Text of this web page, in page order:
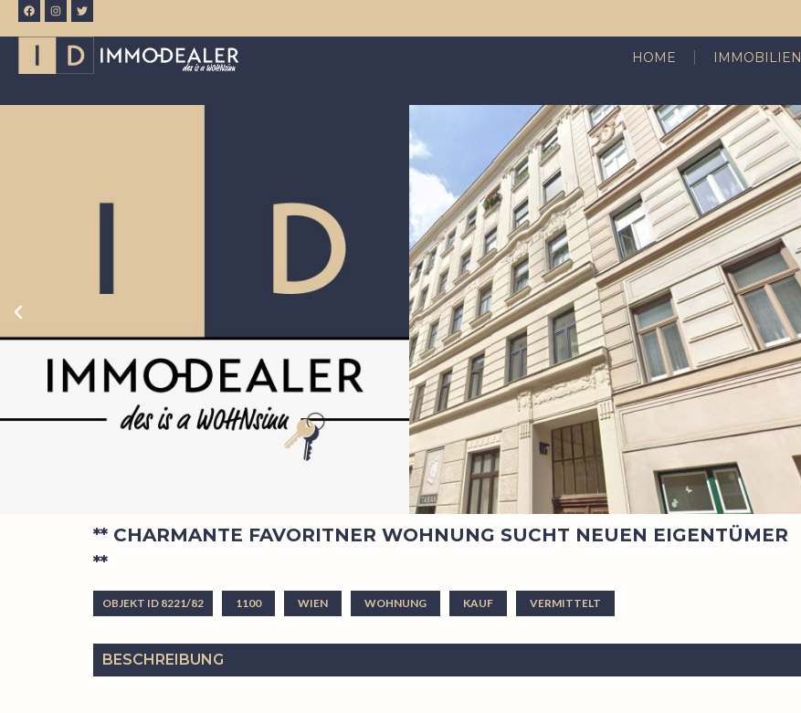
HOME IMMOBILIEN
** CHARMANTE FAVORITNER WOHNUNG SUCHT NEUEN EIGENTÜMER
**
OBJEKT ID 8221/82 1100 WIEN WOHNUNG KAUF VERMITTELT
BESCHREIBUNG